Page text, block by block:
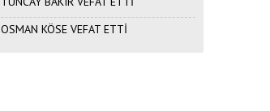
OSMAN KÖSE VEFAT ETTİ